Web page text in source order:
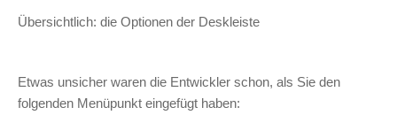
Übersichtlich: die Optionen der Deskleiste
Etwas unsicher waren die Entwickler schon, als Sie den
folgenden Menüpunkt eingefügt haben: